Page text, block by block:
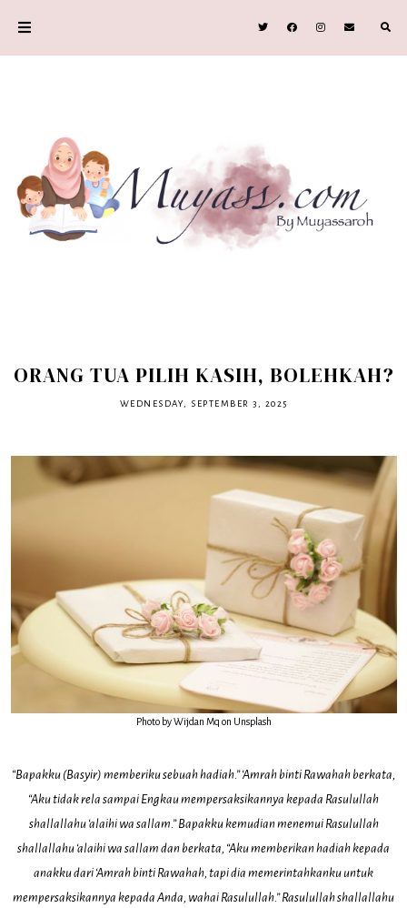
ORANG TUA PILIH KASIH, BOLEHKAH?
WEDNESDAY, SEPTEMBER 3, 2025
Photo byWijdan Mq on Unsplash
“Bapakku (Basyir) memberiku sebuah hadiah.” ‘Amrah binti Rawahah berkata,
“Aku tidak rela sampai Engkau mempersaksikannya kepada Rasulullah
shallallahu ‘alaihi wa sallam.” Bapakku kemudian menemui Rasulullah
shallallahu ‘alaihi wa sallam dan berkata, “Aku memberikan hadiah kepada
anakku dari ‘Amrah binti Rawahah, tapi dia memerintahkanku untuk
mempersaksikannya kepada Anda, wahai Rasulullah.” Rasulullah shallallahu